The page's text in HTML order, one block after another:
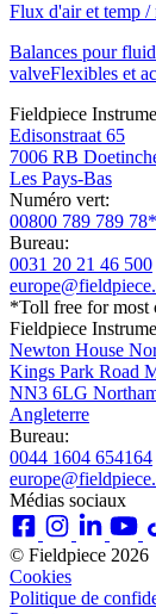
Flux d'air et temp /
Balances pour
valveFlexibles et
Fieldpiece
Edisonstraat 65
7006 RB
Les Pays-Bas
Numéro vert:
00800 789 789 78*
Bureau:
0031 20 21 46 500
*Toll free for most
Fieldpiece
Newton House
Kings Park Road
NN3 6LG
Angleterre
Bureau:
0044 1604 654164
Médias sociaux
© Fieldpiece 2026
Cookies
Politique de